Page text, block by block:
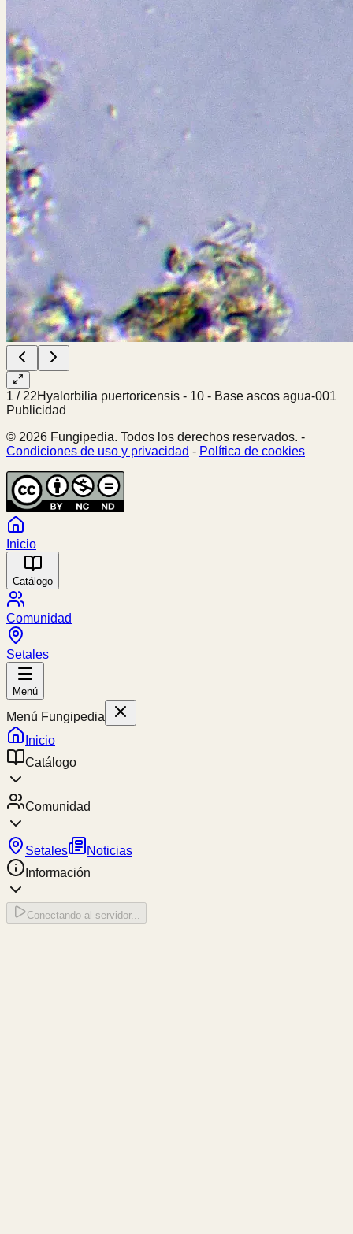
1 / 22Hyalorbilia puertoricensis - 10 - Base ascos agua-001
Publicidad
© 2026 Fungipedia. Todos los derechos reservados. -
Condiciones de uso y privacidad - Política de cookies
Inicio
Catálogo
Comunidad
Setales
Menú
Menú Fungipedia
Inicio
Catálogo
Comunidad
Setales
Noticias
Información
Conectando al servidor...